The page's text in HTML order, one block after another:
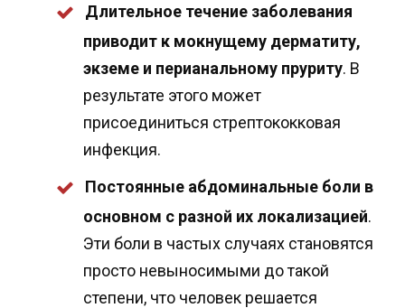
Длительное течение заболевания
приводит к мокнущему дерматиту,
экземе и перианальному пруриту. В
результате этого может
присоединиться стрептококковая
инфекция.
Постоянные абдоминальные боли в
основном с разной их локализацией.
Эти боли в частых случаях становятся
просто невыносимыми до такой
степени, что человек решается